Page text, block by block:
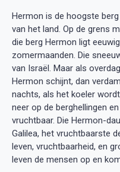
Hermon is de hoogste
van het land. Op de grens
die berg Hermon ligt
zomermaanden. Die
van Israël. Maar als
Hermon schijnt, dan
nachts, als het koeler
neer op de berghellingen
vruchtbaar. Die Hermon-
Galilea, het vruchtbaarste
leven, vruchtbaarheid, en
leven de mensen op en